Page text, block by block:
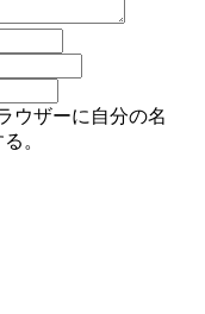
ウザーに自分の名
。